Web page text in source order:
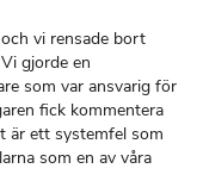
vi rensade bort
gjorde en
som var ansvarig för
fick kommentera
är ett systemfel som
som en av våra